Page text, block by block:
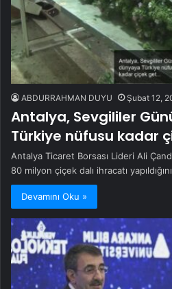
ABDURRAHMAN DUYU Şubat 12,
Antalya, Sevgililer
Türkiye nüfusu kadar
Antalya Ticaret Borsası Lideri Ali
80 milyon çiçek dalı ihracatı
Devamını Oku »